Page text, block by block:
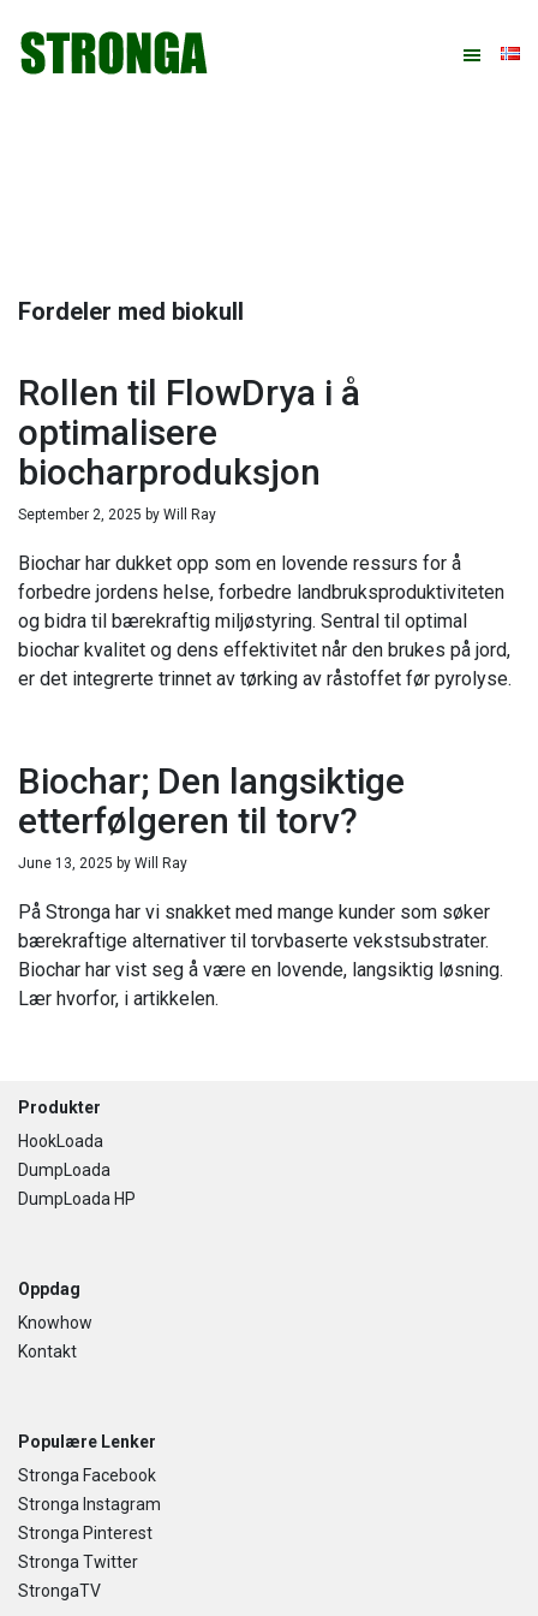
primær
hovedinnhold
primært
bunntekst
Fordeler med biokull
Rollen til FlowDrya i å
optimalisere
biocharproduksjon
September 2, 2025 by Will Ray
Biochar har dukket opp som en lovende ressurs for å
forbedre jordens helse, forbedre landbruksproduktiviteten
og bidra til bærekraftig miljøstyring. Sentral til optimal
biochar kvalitet og dens effektivitet når den brukes på jord,
er det integrerte trinnet av tørking av råstoffet før pyrolyse.
Biochar; Den langsiktige
etterfølgeren til torv?
June 13, 2025 by Will Ray
På Stronga har vi snakket med mange kunder som søker
bærekraftige alternativer til torvbaserte vekstsubstrater.
Biochar har vist seg å være en lovende, langsiktig løsning.
Lær hvorfor, i artikkelen.
Footer
Produkter
HookLoada
DumpLoada
DumpLoada HP
Oppdag
Knowhow
Kontakt
Populære Lenker
Stronga Facebook
Stronga Instagram
Stronga Pinterest
Stronga Twitter
StrongaTV